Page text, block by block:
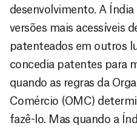
desenvolvimento. A
versões mais acessíveis
patenteados em outros
concedia patentes para
quando as regras da
Comércio (OMC)
fazê-lo. Mas quando a